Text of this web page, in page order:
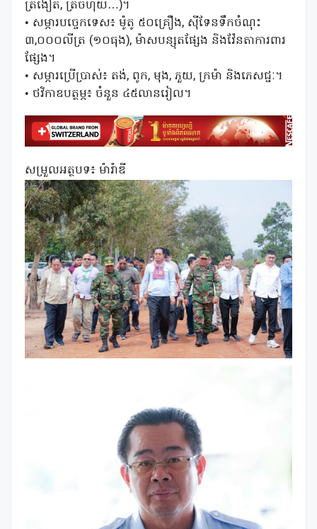
ត្រីងៀត, ត្រីចំហុយ…)។
• សម្ភារបច្ចេកទេស៖ ម៉ូតូ ៥០គ្រឿង, ស៊ីទែនទឹកចំណុះ
៣,០០០លីត្រ (១០ធុង), ម៉ាសបន្សុតផ្សែង និងវ៉ែនតាការពារ
ផ្សែង។
• សម្ភារប្រើប្រាស់៖ តង់, ពូក, មុង, ភួយ, ក្រម៉ា និងភេសជ្ជៈ។
• ថវិកាឧបត្ថម្ភ៖ ចំនួន ៤៥លានរៀល។
សម្រួលអត្ថបទ៖ ម៉ារ៉ាឌី